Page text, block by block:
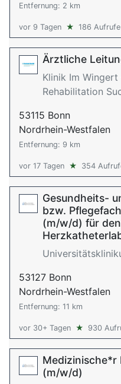
Entfernung: 2 km
vor 9 Tagen ★ 186 Aufrufe
Ärztliche
Klinik Im
Rehabilitation
53115 Bonn
Nordrhein-Westfalen
Entfernung: 9 km
vor 17 Tagen ★ 354
Gesundheits-
bzw.
(m/w/d) für
53127 Bonn
Nordrhein-Westfalen
Entfernung: 11 km
vor 30+ Tagen ★ 930
Medizinische*r
(m/w/d)